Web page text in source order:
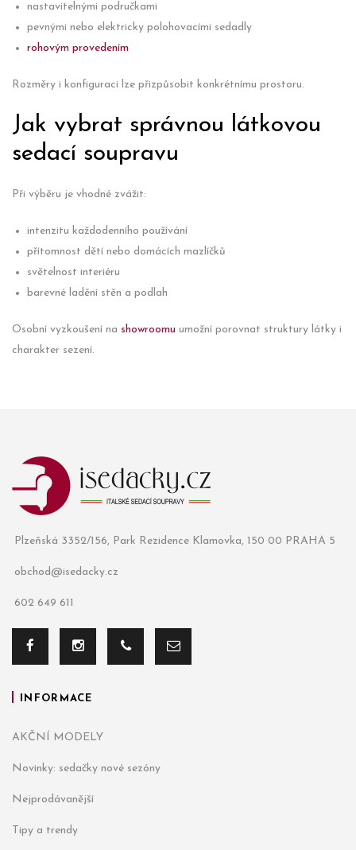
nastavitelnými područkami
pevnými nebo elektricky polohovacími sedadly
rohovým provedením
Rozměry i konfiguraci lze přizpůsobit konkrétnímu prostoru.
Jak vybrat správnou látkovou
sedací soupravu
Při výběru je vhodné zvážit:
intenzitu každodenního používání
přítomnost dětí nebo domácích mazlíčků
světelnost interiéru
barevné ladění stěn a podlah
Osobní vyzkoušení na showroomu umožní porovnat struktury látky i
charakter sezení.
Plzeňská 3352/156, Park Rezidence Klamovka, 150 00 PRAHA 5
obchod@isedacky.cz
602 649 611
INFORMACE
AKČNÍ MODELY
Novinky: sedačky nové sezóny
Nejprodávanější
Tipy a trendy